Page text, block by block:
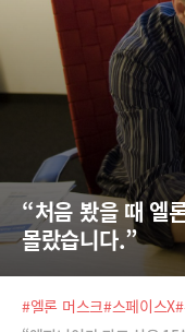
“처음 봤을 때 엘
몰랐습니다.”
#엘론 머스크#스페이스X